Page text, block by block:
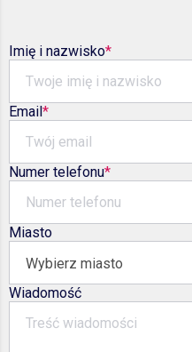
Imię i nazwisko
Email
Numer telefonu
Miasto
Wybierz miasto
Wiadomość